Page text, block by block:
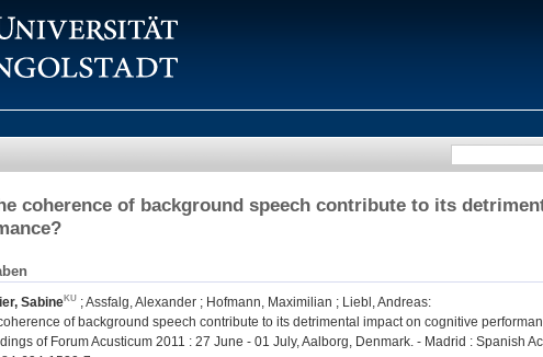
coherence of background speech contribute to its
Sabine ;Assfalg, Alexander ; Hofmann, Maximilian ; Liebl, Andreas:
of background speech contribute to its detrimental impact on cognitive
of Forum Acusticum 2011 : 27 June - 01 July, Aalborg, Denmark. - Madrid : Spanish